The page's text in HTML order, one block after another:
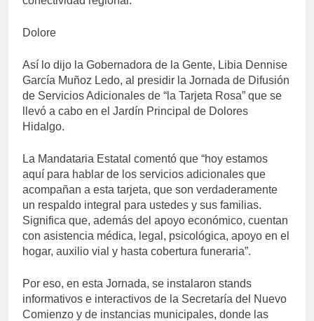
Dolore
Así lo dijo la Gobernadora de la Gente, Libia Dennise
García Muñoz Ledo, al presidir la Jornada de Difusión
de Servicios Adicionales de “la Tarjeta Rosa” que se
llevó a cabo en el Jardín Principal de Dolores
Hidalgo.
La Mandataria Estatal comentó que “hoy estamos
aquí para hablar de los servicios adicionales que
acompañan a esta tarjeta, que son verdaderamente
un respaldo integral para ustedes y sus familias.
Significa que, además del apoyo económico, cuentan
con asistencia médica, legal, psicológica, apoyo en el
hogar, auxilio vial y hasta cobertura funeraria”.
Por eso, en esta Jornada, se instalaron stands
informativos e interactivos de la Secretaría del Nuevo
Comienzo y de instancias municipales, donde las